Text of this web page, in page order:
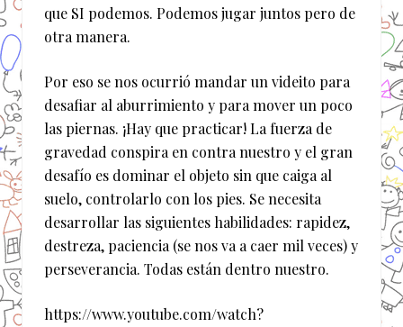
que SI podemos. Podemos jugar juntos pero de
otra manera.
Por eso se nos ocurrió mandar un videito para
desafiar al aburrimiento y para mover un poco
las piernas. ¡Hay que practicar! La fuerza de
gravedad conspira en contra nuestro y el gran
desafío es dominar el objeto sin que caiga al
suelo, controlarlo con los pies. Se necesita
desarrollar las siguientes habilidades: rapidez,
destreza, paciencia (se nos va a caer mil veces) y
perseverancia. Todas están dentro nuestro.
https://www.youtube.com/watch?